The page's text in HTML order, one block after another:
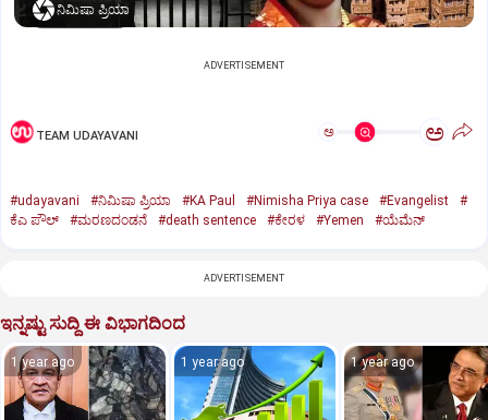
ನಿಮಿಷಾ ಪ್ರಿಯಾ
ADVERTISEMENT
TEAM UDAYAVANI ಅ ಅ
#udayavani #ನಿಮಿಷಾ ಪ್ರಿಯಾ #KA Paul #Nimisha Priya case #Evangelist
#
ಕೆಎ ಪೌಲ್
#ಮರಣದಂಡನೆ #death sentence #ಕೇರಳ #Yemen #ಯೆಮೆನ್‌
ADVERTISEMENT
ಇನ್ನಷ್ಟು ಸುದ್ದಿ ಈ ವಿಭಾಗದಿಂದ
1 year ago 1 year ago 1 year ago